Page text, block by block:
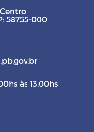
58755-000
às 13:00hs